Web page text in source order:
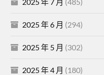
2025 年 6 月 (294)
2025 年 5 月 (302)
2025 年 4 月 (180)